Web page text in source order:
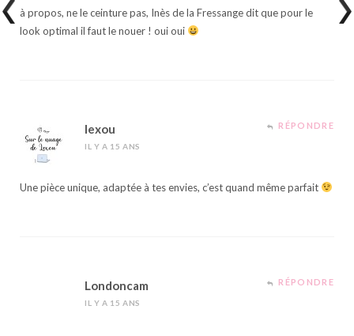
à propos, ne le ceinture pas, Inès de la Fressange dit que pour le
look optimal il faut le nouer ! oui oui
lexou
IL Y A 15 ANS
RÉPONDRE
Une pièce unique, adaptée à tes envies, c’est quand même parfait
Londoncam
IL Y A 15 ANS
RÉPONDRE